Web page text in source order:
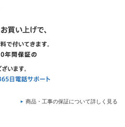
商品・工事の保証について詳しく見る